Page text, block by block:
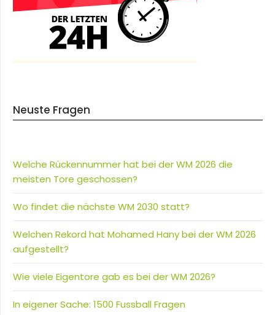
Neuste Fragen
Welche Rückennummer hat bei der WM 2026 die
meisten Tore geschossen?
Wo findet die nächste WM 2030 statt?
Welchen Rekord hat Mohamed Hany bei der WM 2026
aufgestellt?
Wie viele Eigentore gab es bei der WM 2026?
In eigener Sache: 1500 Fussball Fragen